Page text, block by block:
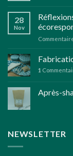
28
Nov
1
Après-
NEWSLETTER